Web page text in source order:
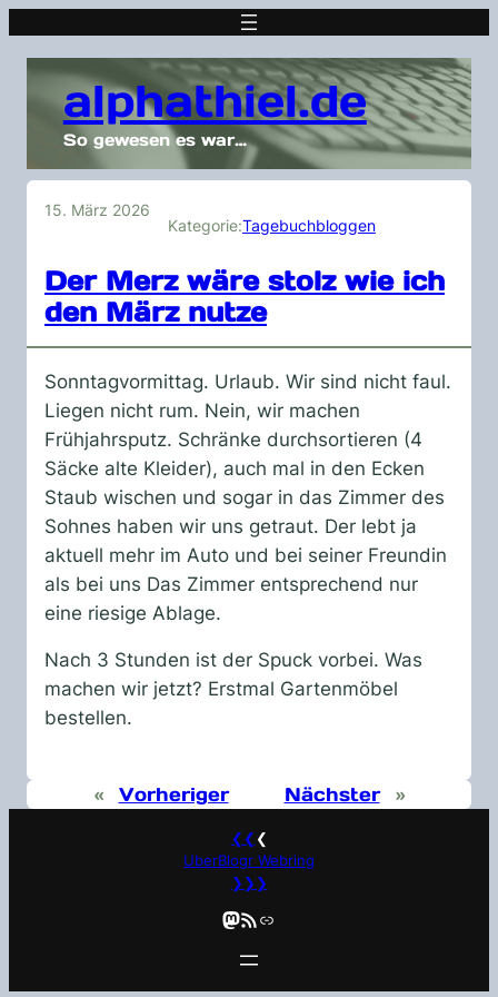
alphathiel.de
So gewesen es war…
15. März 2026
Kategorie:Tagebuchbloggen
Der Merz wäre stolz wie ich
den März nutze
Sonntagvormittag. Urlaub. Wir sind nicht faul.
Liegen nicht rum. Nein, wir machen
Frühjahrsputz. Schränke durchsortieren (4
Säcke alte Kleider), auch mal in den Ecken
Staub wischen und sogar in das Zimmer des
Sohnes haben wir uns getraut. Der lebt ja
aktuell mehr im Auto und bei seiner Freundin
als bei uns Das Zimmer entsprechend nur
eine riesige Ablage.
Nach 3 Stunden ist der Spuck vorbei. Was
machen wir jetzt? Erstmal Gartenmöbel
bestellen.
« Vorheriger Nächster »
❮❮ ❮
UberBlogr Webring
❯❯❯
Mastodon RSS-Feed Link